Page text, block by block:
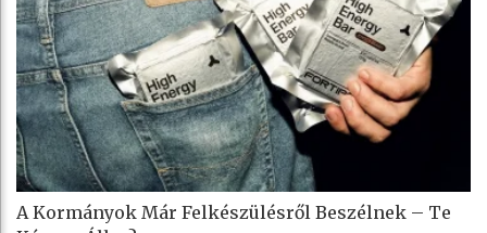
A Kormányok Már Felkészülésről Beszélnek – Te